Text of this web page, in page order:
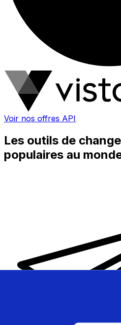
Voir nos offres API
Les outils de
populaires au